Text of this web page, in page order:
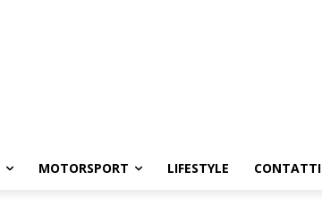
MOTORSPORT LIFESTYLE CONTATTI